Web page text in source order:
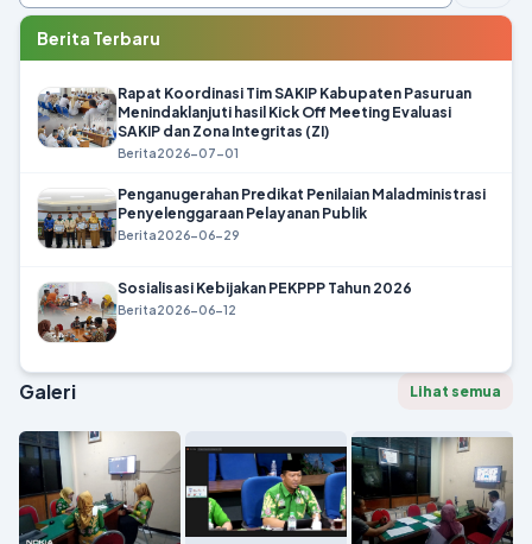
Berita Terbaru
Rapat Koordinasi Tim SAKIP Kabupaten Pasuruan
Menindaklanjuti hasil Kick Off Meeting Evaluasi
SAKIP dan Zona Integritas (ZI)
Berita2026-07-01
Penganugerahan Predikat Penilaian Maladministrasi
Penyelenggaraan Pelayanan Publik
Berita2026-06-29
Sosialisasi Kebijakan PEKPPP Tahun 2026
Berita2026-06-12
Galeri Lihat semua